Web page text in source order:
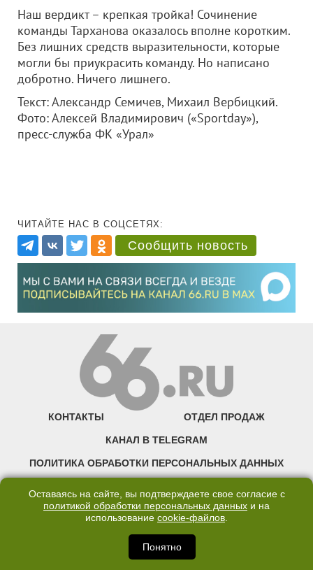
Наш вердикт – крепкая тройка! Сочинение
команды Тарханова оказалось вполне коротким.
Без лишних средств выразительности, которые
могли бы приукрасить команду. Но написано
добротно. Ничего лишнего.
Текст: Александр Семичев, Михаил Вербицкий.
Фото: Алексей Владимирович («Sportday»),
пресс-служба ФК «Урал»
ЧИТАЙТЕ НАС В СОЦСЕТЯХ:
Сообщить новость
КОНТАКТЫ ОТДЕЛ ПРОДАЖ
КАНАЛ В TELEGRAM
ПОЛИТИКА ОБРАБОТКИ ПЕРСОНАЛЬНЫХ ДАННЫХ
©2007—2025 66.RU. Воспроизведение, сообщение, доведение до всеобщего
правообладателя запрещено. Сетевое издание «Современный портал
Екатеринбурга — «66.ru» (18+) зарегистрировано Федеральной службой по
надзору в сфере связи, информационных технологий и массовых коммуникаций
Оставаясь на сайте, вы подтверждаете свое согласие с
политикой обработки персональных данных и на
использование cookie-файлов.
Понятно